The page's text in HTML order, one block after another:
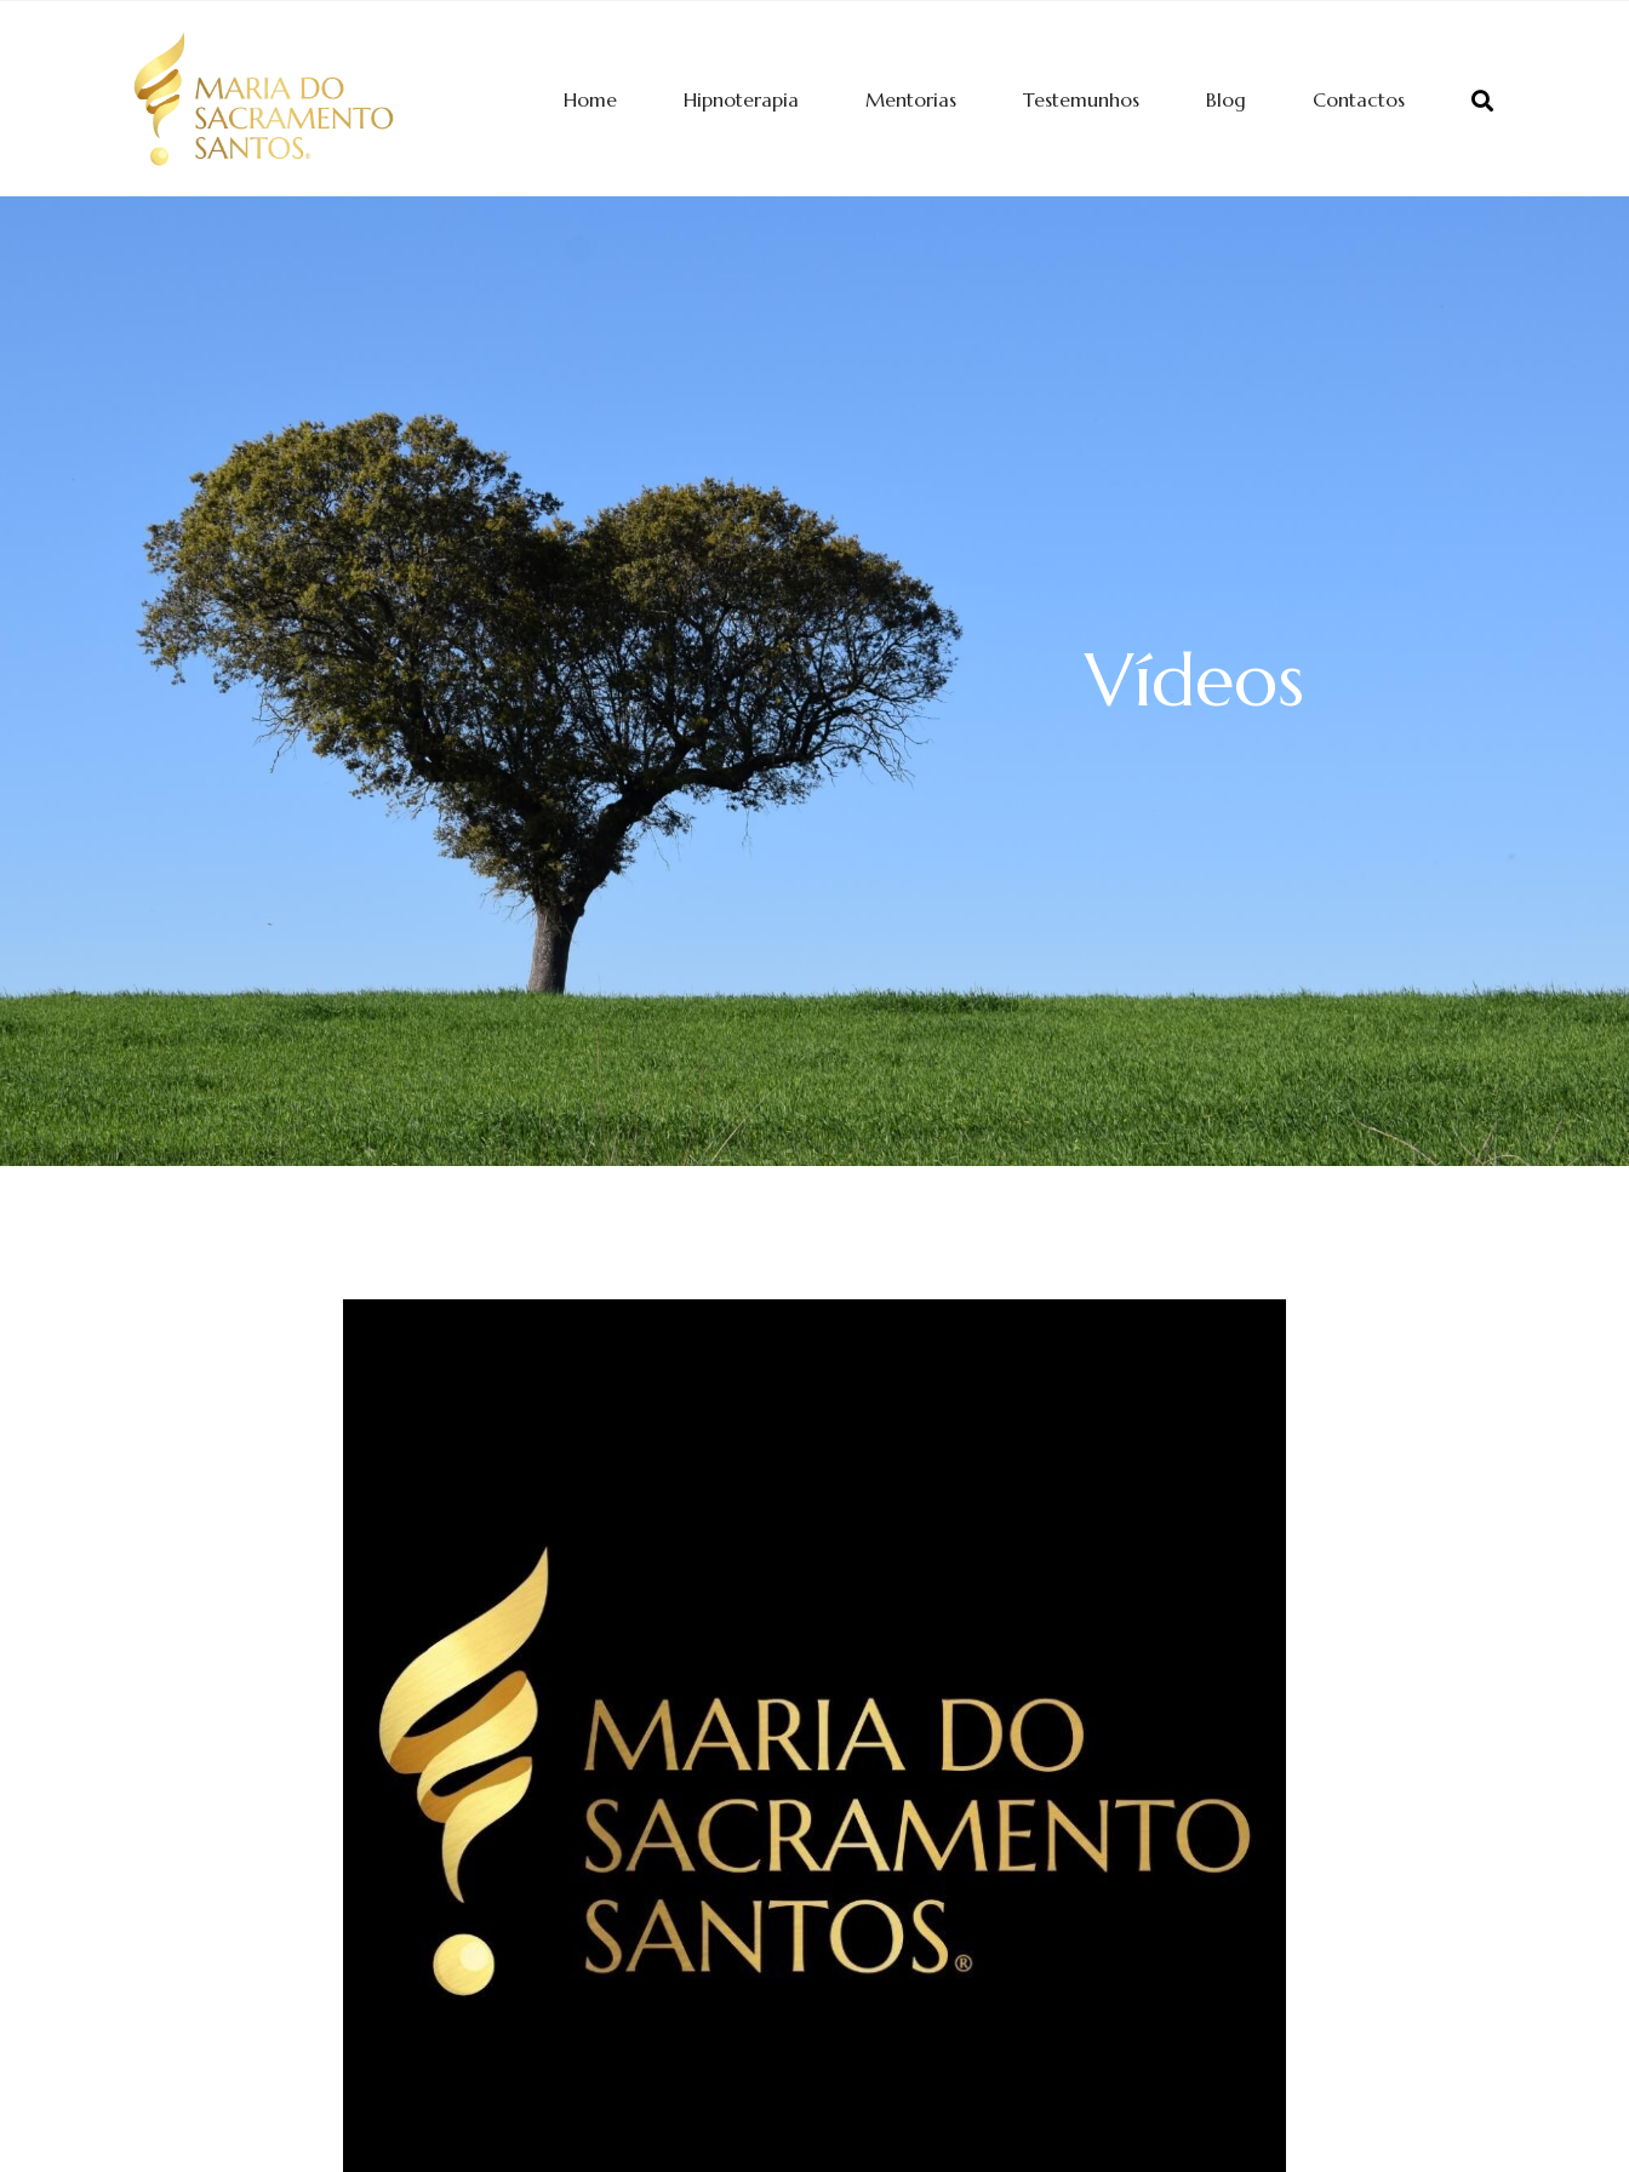
Home Hipnoterapia Mentorias Testemunhos Blog Contactos
Vídeos
Newsletter
content delivered each time we publish.
Corria o ano de 1970 quando nasci, fruto de um Amor de uma alfacinha com um laurentino, em
Moçambique. Com 4 anos vim para a metrópole e iniciou-se uma nova fase para toda a família, à
semelhança de tantas outras famílias. Iniciei o ensino primário em Lisboa e o ciclo já em Elvas,
cidade onde resido até ao momento.
A licenciatura em Relações Públicas e Publicidade fez-me voltar por uns anos a Lisboa, e
seguidamente voltei a Moçambique para uma experiência de ano e meio a viver fora, lecionando e
trabalhando numa agência de publicidade em Maputo.
Regressei a Portugal ano e meio depois, e a Vida trouxe novos caminhos e aprendizagens, casei, fui
mãe, trabalhei em coordenação de formação profissional, projetos comunitários e agências de
Até que em 2012, decido mudar de rumo. Comecei a meditar e a questionar-me sobre o “caminho a
Desde miúda que sempre gostei de pessoas. Sempre tive muita facilidade de empatizar, com muita